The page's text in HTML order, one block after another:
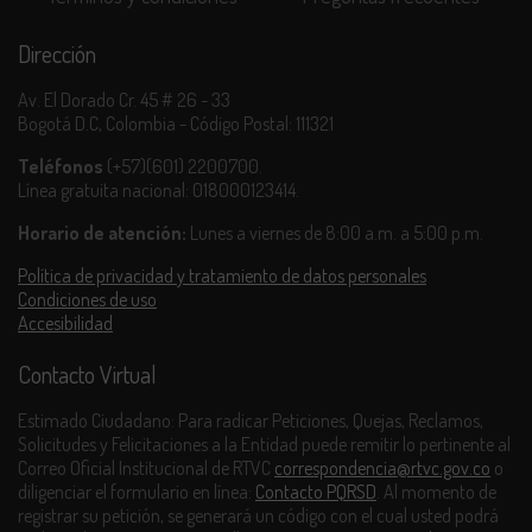
Selección Oficial. Semana Internacional de la Crítica
Selección Oficial, Márgenes. Festival Internacional de Cine.
Selección Oficial. Muestra de Cine de Lanzarote. España. 2022.
Selección Oficial. DocPoint Helsinki. Finlandia. 2023.
Selección Oficial. Festival de Cine True/False. Missouri. Estados
Unidos. 2023.
Selección Oficial. Tempo Documentary Festival. Suecia. 2023.
Selección Oficial. Festival Internacional One World HRDFF.
Selección Oficial. Festival de Cine D'A. España. 2023.
Selección Oficial, Cinélatino. Rencontres de Toulouse. Francia.
2023.
2023.
Selección Oficial. Festival de Cine TRANSlations: Seattle Trans.
Estados Unidos. 2023.
Selección Oficial. TranScreen Amsterdam Transgender Film
Festival. Países Bajos. 2023.
Selección Oficial. La Fête du Slip. Suiza. 2023.
Selección Oficial, KINOLATINO. Latin American Film Festival.
Dirección
Av. El Dorado Cr. 45 # 26 - 33
Bogotá D.C, Colombia - Código Postal: 111321
Teléfonos (+57)(601) 2200700.
Línea gratuita nacional: 018000123414.
Horario de atención: Lunes a viernes de 8:00 a.m. a 5:00 p.m.
Política de privacidad y tratamiento de datos personales
Condiciones de uso
Accesibilidad
Contacto Virtual
Estimado Ciudadano: Para radicar Peticiones, Quejas, Reclamos,
Solicitudes y Felicitaciones a la Entidad puede remitir lo pertinente al
Correo Oficial Institucional de RTVC correspondencia@rtvc.gov.co o
diligenciar el formulario en línea: Contacto PQRSD . Al momento de
registrar su petición, se generará un código con el cual usted podrá